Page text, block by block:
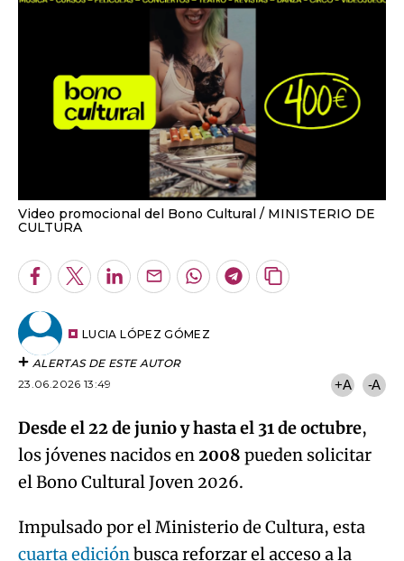
Video promocional del Bono Cultural
MINISTERIO DE
CULTURA
Facebook
TwitterLinkedInEnviarWhatsapp
Telegram
Copiar
LUCIA LÓPEZ GÓMEZ
ALERTAS DE ESTE AUTOR
23.06.2026 13:49
+A -A
Desde el 22 de junio y hasta el 31 de octubre,
los jóvenes nacidos en 2008 pueden solicitar
el Bono Cultural Joven 2026.
Impulsado por el Ministerio de Cultura, esta
cuarta edición busca reforzar el acceso a la